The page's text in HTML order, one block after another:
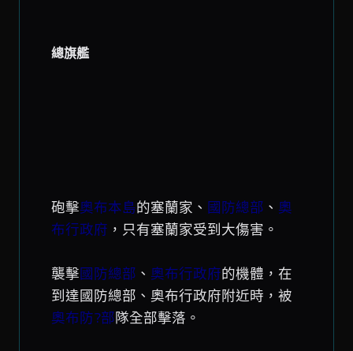
總旗艦
砲擊奧布本島的塞蘭家、 國防總部 、 奧
布行政府 ，只有塞蘭家受到大傷害。
襲擊國防總部 、 奧布行政府的機體，在
到達國防總部、奧布行政府附近時，被
奧布防?部隊全部擊落。